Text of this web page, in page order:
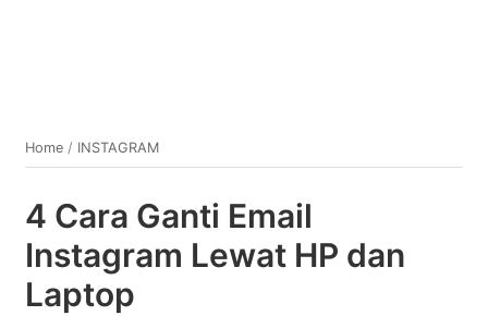
Home / INSTAGRAM
4 Cara Ganti Email
Instagram Lewat HP dan
Laptop